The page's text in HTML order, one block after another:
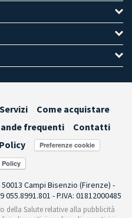
Come acquistare
frequenti
Contatti
Preferenze cookie
50013 Campi Bisenzio (Firenze) -
055.8991.801 - P.IVA: 01812000485
della Salute relative alla pubblicità